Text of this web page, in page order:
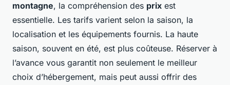
montagne, la compréhension des prix est
essentielle. Les tarifs varient selon la saison, la
localisation et les équipements fournis. La haute
saison, souvent en été, est plus coûteuse. Réserver à
l’avance vous garantit non seulement le meilleur
choix d’hébergement, mais peut aussi offrir des